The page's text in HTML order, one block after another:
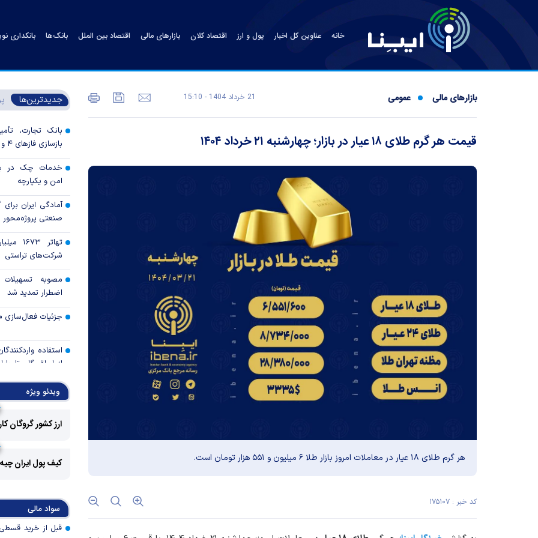
خانه عناوین کل اخبار پول و ارز اقتصاد کلان بازارهای مالی اقتصاد بین الملل بانک‌ها بانکداری
بازارهای مالی عمومی 21 خرداد 1404 - 15:10
قیمت هر گرم طلای ۱۸ عیار در بازار؛ چهارشنبه ۲۱ خرداد ۱۴۰۴
هر گرم طلای ۱۸ عیار در معاملات امروز بازار طلا ۶ میلیون و ۵۵۱ هزار تومان است.
کد خبر : ۱۷۵۱۰۷
جدیدترین‌ها
بانک تجارت،
بازسازی فاز‌های ۴ و ۵ پارس جنوبی
خدمات چک در
امن و یکپارچه
آمادگی ایران
صنعتی
تهاتر
شرکت‌های تراستی
مصوبه
اضطرار تمدید شد
جزئیات فعال‌سازی
استفاده
رالی وال‌استریت،
جهان با
پروژه‌ها در اولویت
اولویت‌های
اقتصاد جنگی
ویدئو ویژه
ارز کشور گروگان
کیف پول ایران
سواد مالی